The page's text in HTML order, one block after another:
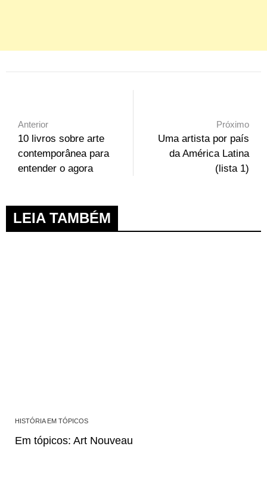
Anterior
10 livros sobre arte
contemporânea para
entender o agora
Próximo
Uma artista por país
da América Latina
(lista 1)
LEIA TAMBÉM
HISTÓRIA EM TÓPICOS
Em tópicos: Art Nouveau